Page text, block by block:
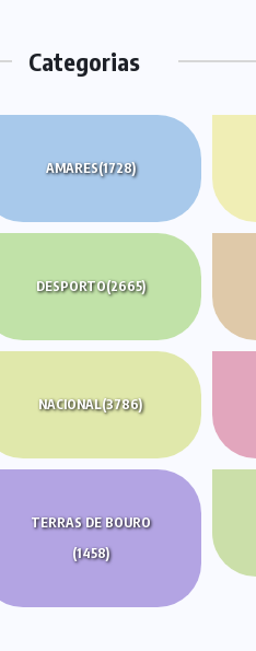
Categorias
AMARES(1728)
DESPORTO(2665)
NACIONAL(3786)
TERRAS DE BOURO
(1458)